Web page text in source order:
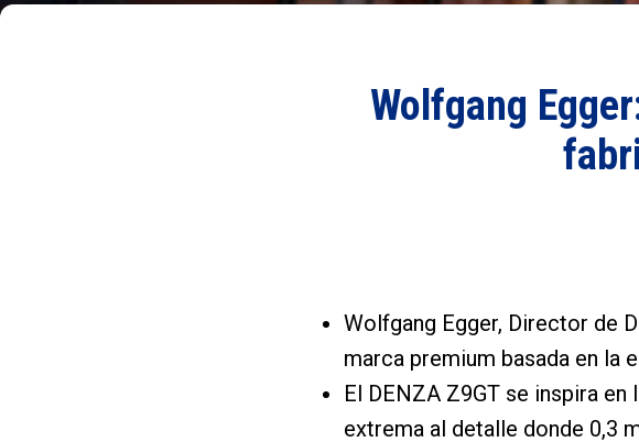
Wolfgang
Wolfgang Egger, Director de
marca premium basada en la
El DENZA Z9GT se inspira
extrema al detalle donde 0,3